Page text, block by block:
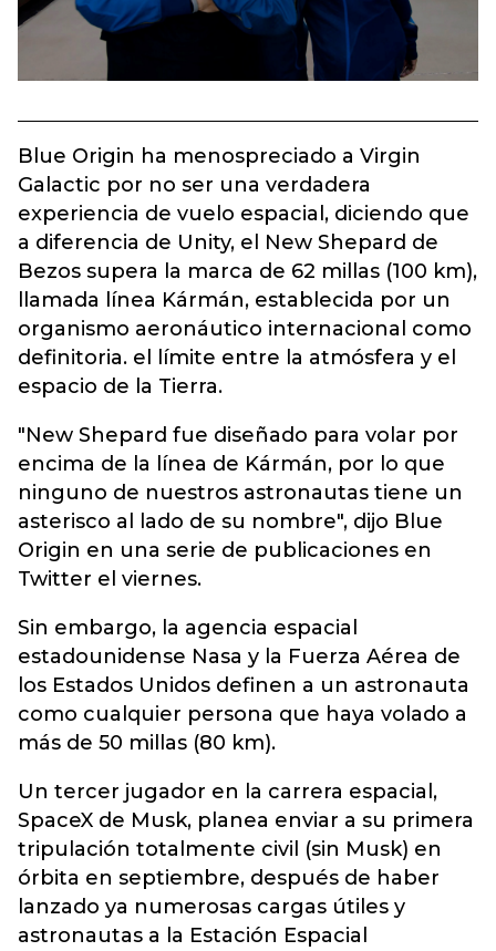
Blue Origin ha menospreciado a Virgin
Galactic por no ser una verdadera
experiencia de vuelo espacial, diciendo que
a diferencia de Unity, el New Shepard de
Bezos supera la marca de 62 millas (100 km),
llamada línea Kármán, establecida por un
organismo aeronáutico internacional como
definitoria. el límite entre la atmósfera y el
espacio de la Tierra.
"New Shepard fue diseñado para volar por
encima de la línea de Kármán, por lo que
ninguno de nuestros astronautas tiene un
asterisco al lado de su nombre", dijo Blue
Origin en una serie de publicaciones en
Twitter el viernes.
Sin embargo, la agencia espacial
estadounidense Nasa y la Fuerza Aérea de
los Estados Unidos definen a un astronauta
como cualquier persona que haya volado a
más de 50 millas (80 km).
Un tercer jugador en la carrera espacial,
SpaceX de Musk, planea enviar a su primera
tripulación totalmente civil (sin Musk) en
órbita en septiembre, después de haber
lanzado ya numerosas cargas útiles y
astronautas a la Estación Espacial